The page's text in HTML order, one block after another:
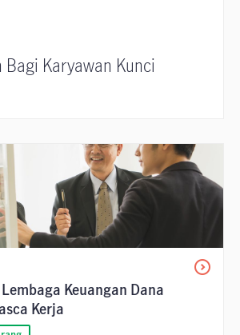
Bagi Karyawan Kunci
Keuangan Dana
Kerja